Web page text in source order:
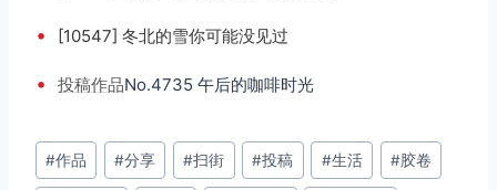
• [10547] 冬北的雪你可能没见过
• 投稿作品No.4735 午后的咖啡时光
文
章
#作品 #分享 #扫街 #投稿 #生活 #胶卷